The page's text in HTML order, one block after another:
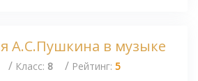
А.С.Пушкина в музыке
/ Класс: 8 / Рейтинг: 5